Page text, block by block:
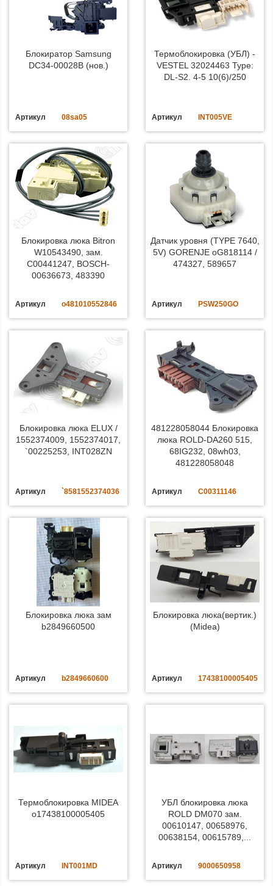
Блокиратор Samsung
DC34-00028B (нов.)
Артикул 08sa05
Термоблокировка (УБЛ) -
VESTEL 32024463 Type:
DL-S2. 4-5 10(6)/250
Артикул INT005VE
Блокировка люка Bitron
W10543490, зам.
C00441247, BOSCH-
00636673, 483390
Артикул o481010552846
Датчик уровня (TYPE 7640,
5V) GORENJE oG818114 /
474327, 589657
Артикул PSW250GO
Блокировка люка ELUX /
1552374009, 1552374017,
`00225253, INT028ZN
Артикул `8581552374036
481228058044 Блокировка
люка ROLD-DA260 515,
68IG232, 08wh03,
481228058048
Артикул C00311146
Блокировка люка зам
b2849660500
Артикул b2849660600
Блокировка люка(вертик.)
(Midea)
Артикул 17438100005405
Термоблокировка MIDEA
o17438100005405
Артикул INT001MD
УБЛ блокировка люка
ROLD DM070 зам.
00610147, 00658976,
00638154, 00615789,...
Артикул 9000650958